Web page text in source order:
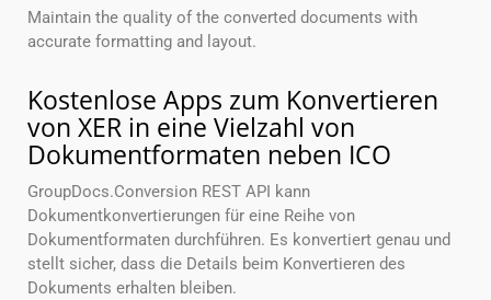
Maintain the quality of the converted documents with
accurate formatting and layout.
Kostenlose Apps zum Konvertieren
von XER in eine Vielzahl von
Dokumentformaten neben ICO
GroupDocs.Conversion REST API kann
Dokumentkonvertierungen für eine Reihe von
Dokumentformaten durchführen. Es konvertiert genau und
stellt sicher, dass die Details beim Konvertieren des
Dokuments erhalten bleiben.